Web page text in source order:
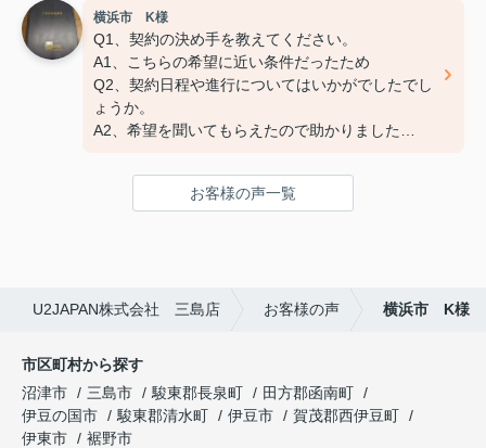
Q3:担当スタッフの対応についてや、その他ご意
見・ご感想などがございましたらお聞かせくださ
い。
A:素晴らしい １００点
横浜市 K様
Q1、契約の決め手を教えてください。
A1、こちらの希望に近い条件だったため
Q2、契約日程や進行についてはいかがでしたでし
ょうか。
A2、希望を聞いてもらえたので助かりました
見・ご感想をお聞かせください。
A3 親切な対応で、安心してお任せ出来ました
お客様の声一覧
U2JAPAN株式会社 三島店 お客様の声 横浜市 K様
市区町村から探す
沼津市
三島市 駿東郡長泉町
田方郡函南町
伊豆の国市
駿東郡清水町 伊豆市
賀茂郡西伊豆町
伊東市
裾野市